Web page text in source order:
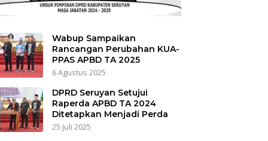
Wabup Sampaikan
Rancangan Perubahan KUA-
PPAS APBD TA 2025
6 Agustus 2025
DPRD Seruyan Setujui
Raperda APBD TA 2024
Ditetapkan Menjadi Perda
25 Juli 2025